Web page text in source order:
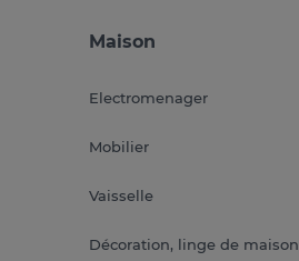
Maison
Electromenager
Mobilier
Vaisselle
Décoration, linge de maison